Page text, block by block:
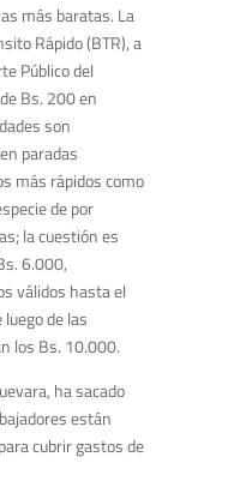
más baratas. La
Rápido (BTR), a
Público del
Bs. 200 en
son
paradas
más rápidos como
de por
la cuestión es
6.000,
válidos hasta el
de las
los Bs. 10.000.
ha sacado
están
cubrir gastos de